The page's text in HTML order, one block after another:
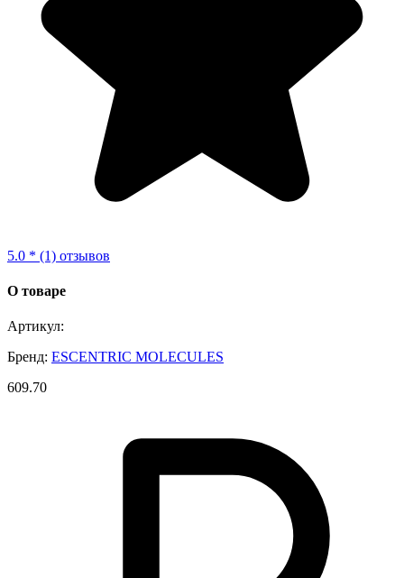
5.0 * (1) отзывов
О товаре
Артикул:
Бренд: ESCENTRIC MOLECULES
609.70